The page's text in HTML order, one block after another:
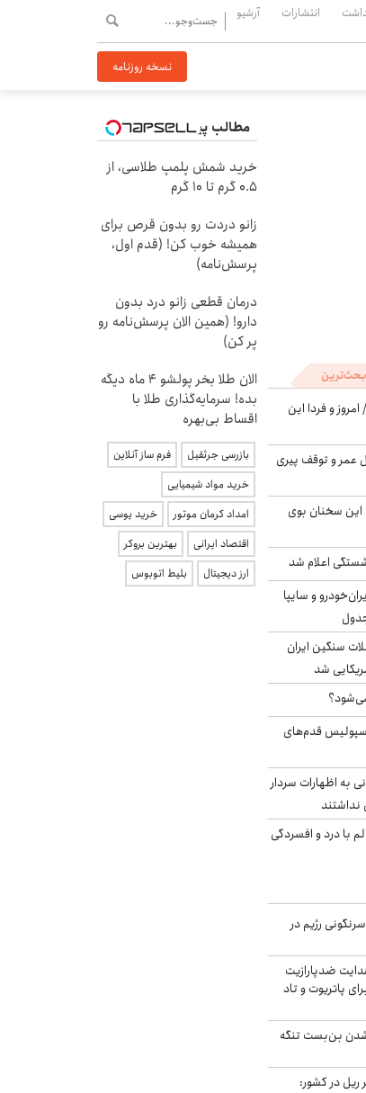
انتشارات آرشیو
نسخه روزنامه
و فردا این
طول عمر و توقف پیری
این سخنان بوی
اعلام شد
و سایپا
سنگین ایران
قدم‌های
به اظهارات سردار
با درد و افسردگی
رژیم در
ضدپارازیت
پاتریوت و تاد
شدن بن‌بست تنگه
ریل در کشور:
مطالب پیشنهادی
خرید شمش پلمپ طلاسی، از
۰.۵ گرم تا ۱۰ گرم
زانو دردت رو بدون قرص برای
همیشه خوب کن! (قدم اول،
پرسش‌نامه)
درمان قطعی زانو درد بدون
دارو! (همین الان پرسش‌نامه رو
پر کن)
الان طلا بخر پولشو 4 ماه دیگه
بده! سرمایه‌گذاری طلا با
اقساط بی‌بهره
بازرسی جرثقیل
فرم ساز آنلاین
خرید مواد شیمیایی
امداد کرمان موتور
خرید یوسی
اقتصاد ایرانی
بهترین بروکر
ارز دیجیتال
بلیط اتوبوس